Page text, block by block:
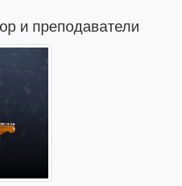
и преподаватели